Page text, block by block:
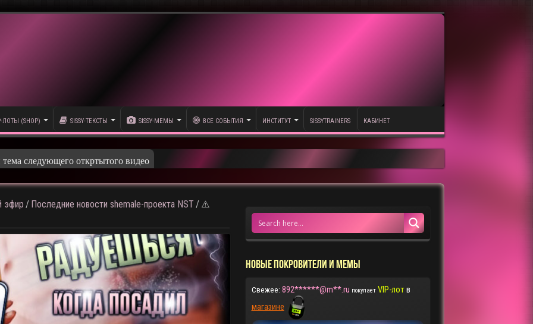
ЛОТЫ (SHOP) SISSY-ТЕКСТЫ SISSY-МЕМЫ ВСЕ СОБЫТИЯ ИНСТИТУТ SISSYTRAINERS КАБИНЕТ
эфир / Последние новости shemale-проекта NST / ⚠️
НОВЫЕ ПОКРОВИТЕЛИ И МЕМЫ
Свежее: 892******@m**.ru покупает VIP-лотв
магазине